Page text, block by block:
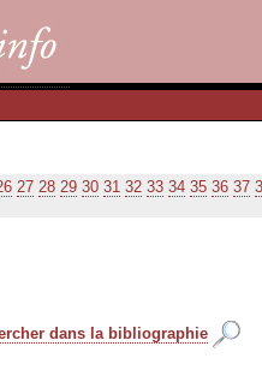
27 28 29 30 31 32 33 34 35 36 37
dans la bibliographie